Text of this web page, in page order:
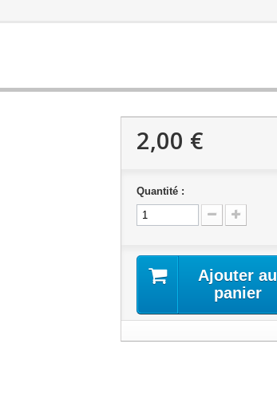
2,00 €
Quantité :
Ajouter au
panier